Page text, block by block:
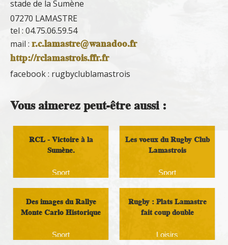
stade de la Sumène
07270 LAMASTRE
tel : 04.75.06.59.54
mail : r.c.lamastre@wanadoo.fr
http://rclamastrois.ffr.fr
facebook : rugbyclublamastrois
Vous aimerez peut-être aussi :
RCL - Victoire à la
Sumène.
Sport
Les voeux du Rugby Club
Lamastrois
Sport
Des images du Rallye
Monte Carlo Historique
Sport
Rugby : Plats Lamastre
fait coup double
Loisirs